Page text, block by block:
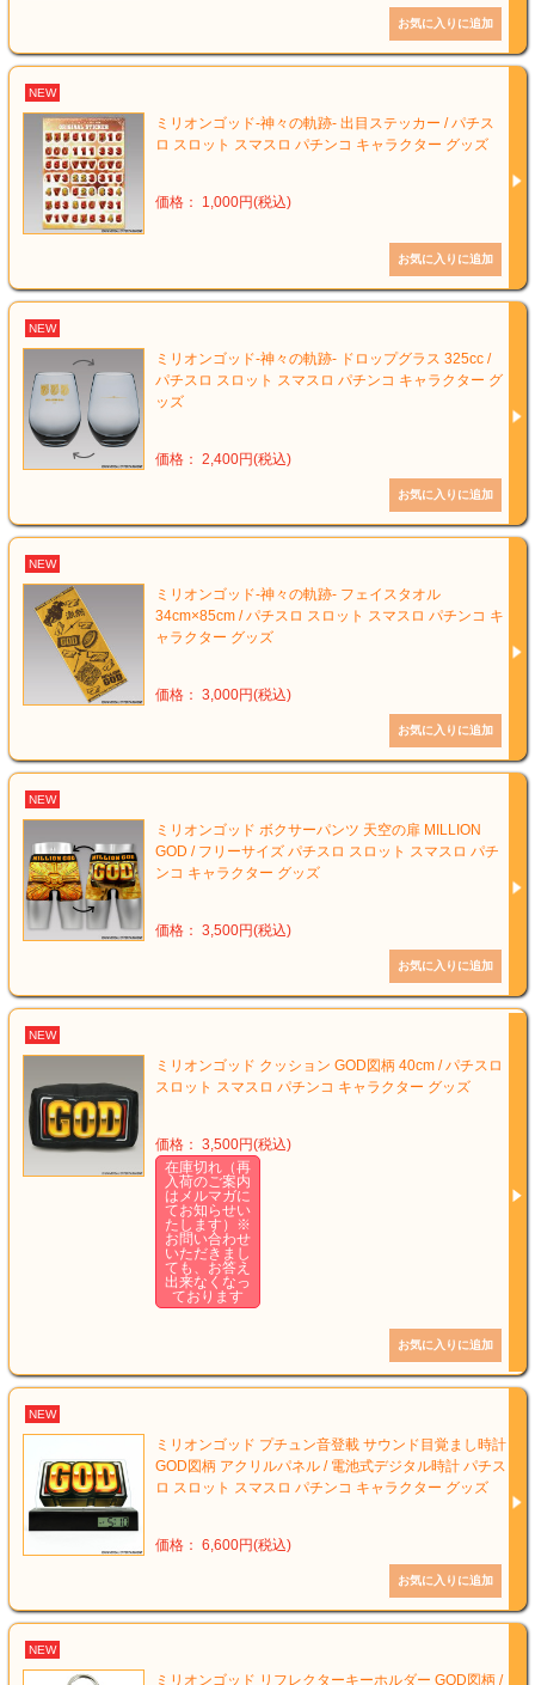
NEW
ミリオンゴッド-神々の軌跡- 出目ステッカー / パチス
ロ スロット スマスロ パチンコ キャラクター グッズ
価格： 1,000円(税込)
NEW
ミリオンゴッド-神々の軌跡- ドロップグラス 325cc /
パチスロ スロット スマスロ パチンコ キャラクター グ
ッズ
価格： 2,400円(税込)
NEW
ミリオンゴッド-神々の軌跡- フェイスタオル
34cm×85cm / パチスロ スロット スマスロ パチンコ キ
ャラクター グッズ
価格： 3,000円(税込)
NEW
ミリオンゴッド ボクサーパンツ 天空の扉 MILLION
GOD / フリーサイズ パチスロ スロット スマスロ パチ
ンコ キャラクター グッズ
価格： 3,500円(税込)
NEW
ミリオンゴッド クッション GOD図柄 40cm / パチスロ
スロット スマスロ パチンコ キャラクター グッズ
価格： 3,500円(税込)
在庫切れ（再
入荷のご案内
はメルマガに
てお知らせい
たします）※
お問い合わせ
いただきまし
ても、お答え
出来なくなっ
ております
NEW
ミリオンゴッド プチュン音登載 サウンド目覚まし時計
GOD図柄 アクリルパネル / 電池式デジタル時計 パチス
ロ スロット スマスロ パチンコ キャラクター グッズ
価格： 6,600円(税込)
NEW
ミリオンゴッド リフレクターキーホルダー GOD図柄 /